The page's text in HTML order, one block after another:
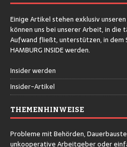
Einige Artikel stehen exklusiv
können uns bei unserer Arbeit, in die
Aufwand fließt, unterstützen, in dem
HAMBURG INSIDE werden.
Insider werden
Insider-Artikel
THEMENHINWEISE
Probleme mit Behörden,
unkooperative Arbeitgeber oder